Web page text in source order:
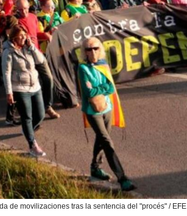
de movilizaciones tras la sentencia del "procés" / EFE